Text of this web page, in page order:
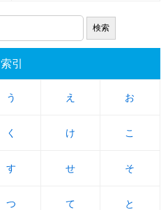
索引
う
う え
え お
お
く
く け
け こ
こ
す
す せ
せ そ
そ
つ
つ て
て と
と